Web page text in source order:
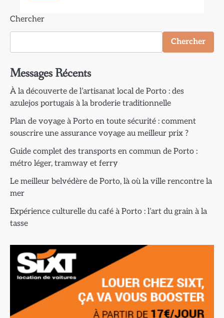
Chercher
Chercher
Messages Récents
À la découverte de l’artisanat local de Porto : des
azulejos portugais à la broderie traditionnelle
Plan de voyage à Porto en toute sécurité : comment
souscrire une assurance voyage au meilleur prix ?
Guide complet des transports en commun de Porto :
métro léger, tramway et ferry
Le meilleur belvédère de Porto, là où la ville rencontre la
mer
Expérience culturelle du café à Porto : l’art du grain à la
tasse